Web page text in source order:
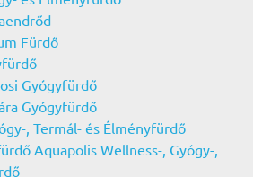
Fürdő
Gyógyfürdő
Gyógyfürdő
, Termál- és Élményfürdő
Aquapolis Wellness-, Gyógy-,